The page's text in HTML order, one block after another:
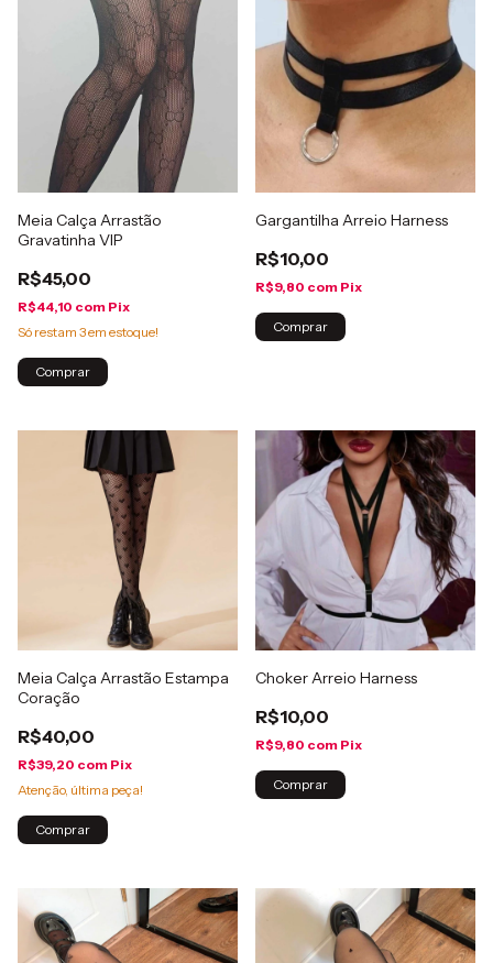
Meia Calça Arrastão
Gravatinha VIP
R$45,00
R$44,10 com Pix
Só restam 3em estoque!
Comprar
Gargantilha Arreio Harness
R$10,00
R$9,80 com Pix
Comprar
Meia Calça Arrastão Estampa
Coração
R$40,00
R$39,20 com Pix
Atenção, última peça!
Comprar
Choker Arreio Harness
R$10,00
R$9,80 com Pix
Comprar